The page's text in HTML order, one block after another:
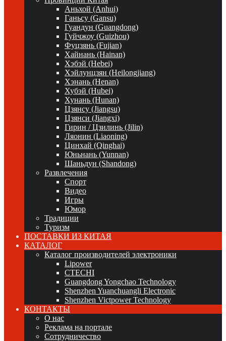
Аньхой (Anhui)
Ганьсу (Gansu)
Гуандун (Guangdong)
Гуйчжоу (Guizhou)
Фуцзянь (Fujian)
Хайнань (Hainan)
Хэбэй (Hebei)
Хэйлунцзян (Heilongjiang)
Хэнань (Henan)
Хубэй (Hubei)
Хунань (Hunan)
Цзянсу (Jiangsu)
Цзянси (Jiangxi)
Гирин / Цзилинь (Jilin)
Ляонин (Liaoning)
Цинхай (Qinghai)
Юньнань (Yunnan)
Шаньдун (Shandong)
Развлечения
Спорт
Видео
Игры
Юмор
Традиции
Туризм
ПОСТАВКИ ИЗ КИТАЯ
КАТАЛОГ
Каталог производителей электроники
Lipower
CTECHI
Guangdong Yongchao Technology
Shenzhen Yuanchuangli Electronic
Shenzhen Victpower Technology
КОНТАКТЫ
О нас
Реклама на портале
Сотрудничество